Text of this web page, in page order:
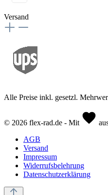
Versand
Alle Preise inkl. gesetzl.
© 2026 flex-rad.de - Mit
AGB
Versand
Impressum
Widerrufsbelehrung
Datenschutzerklärung